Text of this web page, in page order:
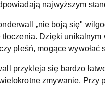
najwyższym
„nie boją się"
Dzięki
pleśń, mogące wywołać
przykleja się bardzo
zmywanie.